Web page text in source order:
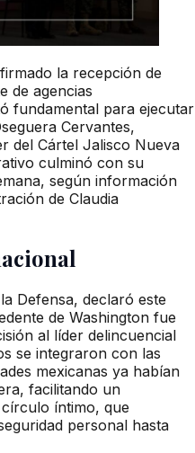
la recepción de
de agencias
fundamental para ejecutar
Cervantes,
del Cártel Jalisco Nueva
culminó con su
según información
de Claudia
Defensa, declaró este
de Washington fue
al líder delincuencial
se integraron con las
mexicanas ya habían
facilitando un
íntimo, que
personal hasta